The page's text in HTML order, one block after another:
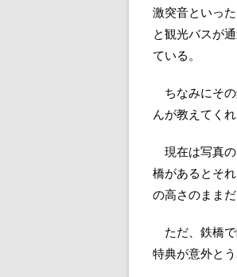
激突音といっ
と観光バスが
ている。
ちなみにその
んが教えてくれ
現在は写真の
橋があるとそ
の高さのまま
ただ、鉄橋で
特典が意外と